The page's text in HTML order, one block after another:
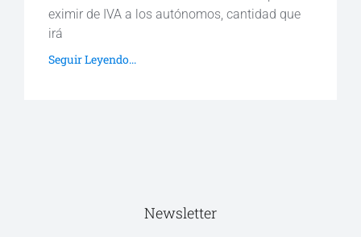
eximir de IVA a los autónomos, cantidad que
irá
Seguir Leyendo...
Newsletter